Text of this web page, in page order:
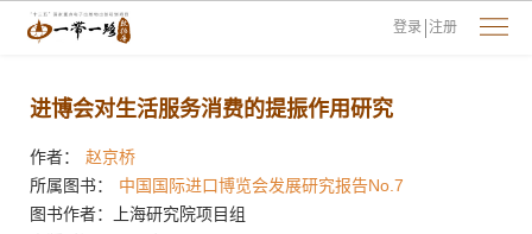
登录 注册
进博会对生活服务消费的提振作用研究
作者：
赵京桥
所属图书：
中国国际进口博览会发展研究报告No.7
图书作者：上海研究院项目组